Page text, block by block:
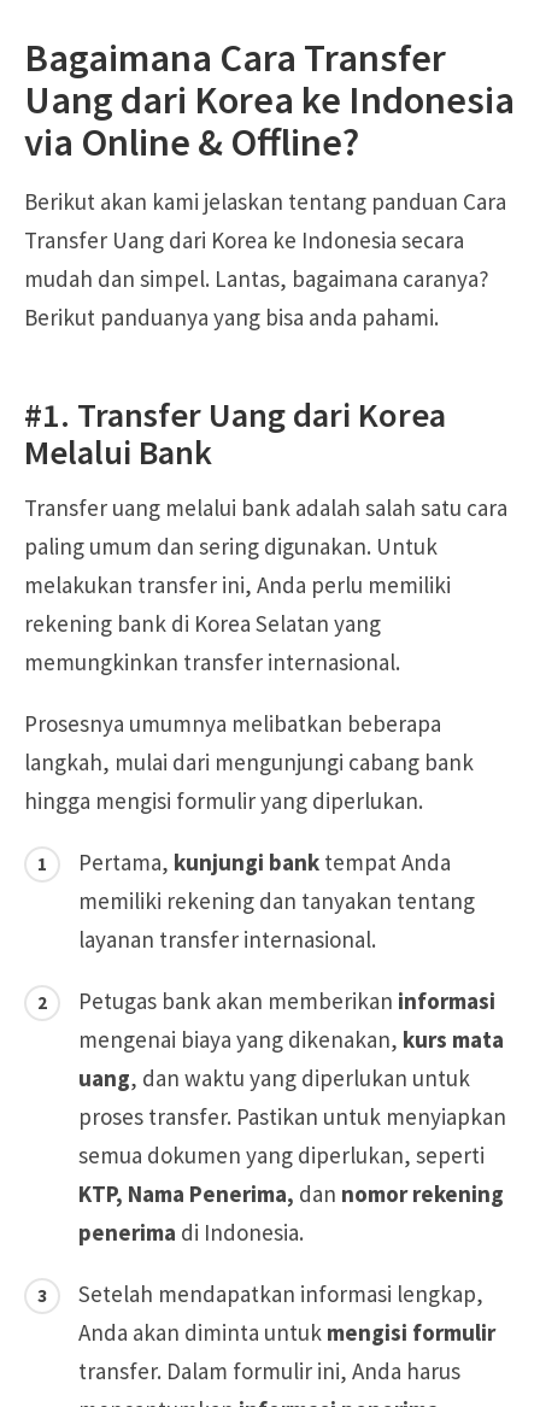
Bagaimana Cara Transfer
Uang dari Korea ke Indonesia
via Online & Offline?
Berikut akan kami jelaskan tentang panduan Cara
Transfer Uang dari Korea ke Indonesia secara
mudah dan simpel. Lantas, bagaimana caranya?
Berikut panduanya yang bisa anda pahami.
#1. Transfer Uang dari Korea
Melalui Bank
Transfer uang melalui bank adalah salah satu cara
paling umum dan sering digunakan. Untuk
melakukan transfer ini, Anda perlu memiliki
rekening bank di Korea Selatan yang
memungkinkan transfer internasional.
Prosesnya umumnya melibatkan beberapa
langkah, mulai dari mengunjungi cabang bank
hingga mengisi formulir yang diperlukan.
Pertama, kunjungi bank tempat Anda
memiliki rekening dan tanyakan tentang
layanan transfer internasional.
Petugas bank akan memberikan informasi
mengenai biaya yang dikenakan, kurs mata
uang, dan waktu yang diperlukan untuk
proses transfer. Pastikan untuk menyiapkan
semua dokumen yang diperlukan, seperti
KTP, Nama Penerima, dan nomor rekening
penerima di Indonesia.
Setelah mendapatkan informasi lengkap,
Anda akan diminta untuk mengisi formulir
transfer. Dalam formulir ini, Anda harus